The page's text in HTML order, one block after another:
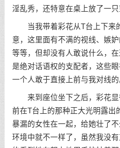
淫乱秀，还特意在桌上放了一只
当我带着彩花从T台上下来
意，这里面有不满的视线、嫉
等等，但却没有人敢说什么，
是绝对话语权的支配者，这些
一个人敢于直接上前与我对线的
来到座位坐下之后，彩花显
前在T台上的那种正大光明露出
暴漏的女性在一起，给她壮了
环境中就不一样了，虽然我没